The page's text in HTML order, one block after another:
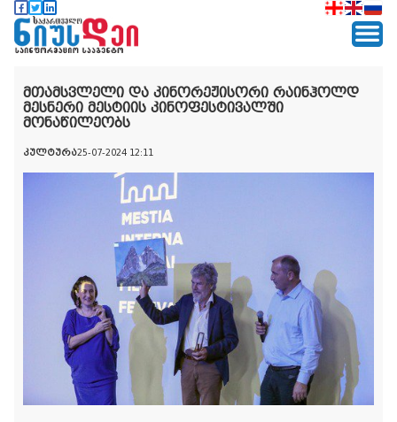
მთამსვლელი და კინორეჟისორი რაინჰოლდ
მესნერი მესტიის კინოფესტივალში
მონაწილეობს
კულტურა25-07-2024 12:11